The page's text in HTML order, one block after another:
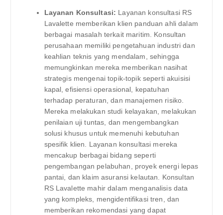
Layanan Konsultasi: Layanan konsultasi RS
Lavalette memberikan klien panduan ahli dalam
berbagai masalah terkait maritim. Konsultan
perusahaan memiliki pengetahuan industri dan
keahlian teknis yang mendalam, sehingga
memungkinkan mereka memberikan nasihat
strategis mengenai topik-topik seperti akuisisi
kapal, efisiensi operasional, kepatuhan
terhadap peraturan, dan manajemen risiko.
Mereka melakukan studi kelayakan, melakukan
penilaian uji tuntas, dan mengembangkan
solusi khusus untuk memenuhi kebutuhan
spesifik klien. Layanan konsultasi mereka
mencakup berbagai bidang seperti
pengembangan pelabuhan, proyek energi lepas
pantai, dan klaim asuransi kelautan. Konsultan
RS Lavalette mahir dalam menganalisis data
yang kompleks, mengidentifikasi tren, dan
memberikan rekomendasi yang dapat